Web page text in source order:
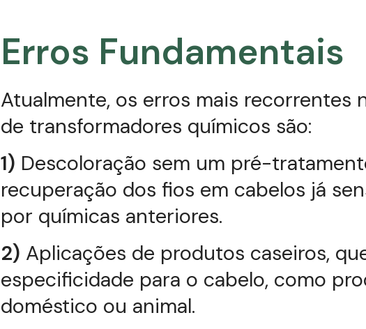
Erros Fundamentais
Atualmente, os erros mais recorrentes
de transformadores químicos são:
1) Descoloração sem um pré-
recuperação dos fios em cabelos já
por químicas anteriores.
2) Aplicações de produtos caseiros,
especificidade para o cabelo, como
doméstico ou animal.